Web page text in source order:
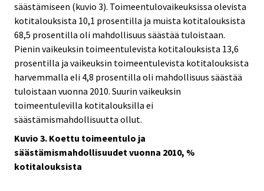
säästämiseen (kuvio 3). Toimeentulovaikeuksissa olevista
kotitalouksista 10,1 prosentilla ja muista kotitalouksista
68,5 prosentilla oli mahdollisuus säästää tuloistaan.
Pienin vaikeuksin toimeentulevista kotitalouksista 13,6
prosentilla ja vaikeuksin toimeentulevista kotitalouksista
harvemmalla eli 4,8 prosentilla oli mahdollisuus säästää
tuloistaan vuonna 2010. Suurin vaikeuksin
toimeentulevilla kotitalouksilla ei
säästämismahdollisuutta ollut.
Kuvio 3. Koettu toimeentulo ja
säästämismahdollisuudet vuonna 2010, %
kotitalouksista